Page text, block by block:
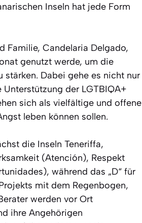
Inseln hat jede Form
Familie, Candelaria Delgado,
genutzt werde, um die
Dabei gehe es nicht nur
der LGTBIQA+
sich als vielfältige und offene
leben können sollen.
die Inseln Teneriffa,
(Atención), Respekt
während das „D“ für
mit dem Regenbogen,
werden vor Ort
ihre Angehörigen